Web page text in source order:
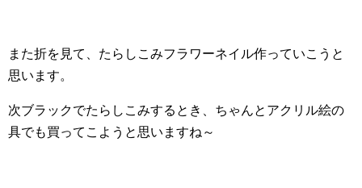
また折を見て、たらしこみフラワーネイル作っていこうと
思います。
次ブラックでたらしこみするとき、ちゃんとアクリル絵の
具でも買ってこようと思いますね～